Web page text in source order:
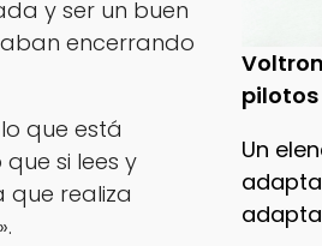
Un
y ser un buen
encerrando
que está
si lees y
que realiza